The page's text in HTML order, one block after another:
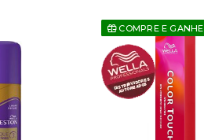
COMPRE E GANHE